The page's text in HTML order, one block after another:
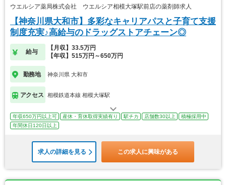
ウエルシア薬局株式会社 ウエルシア相模大塚駅前店の薬剤師求人
【神奈川県大和市】多彩なキャリアパスと子育て支援
制度充実♪高給与のドラッグストアチェーン◎
給与
【月収】33.5万円
【年収】515万円～650万円
勤務地 神奈川県 大和市
アクセス 相模鉄道本線 相模大塚駅
年収650万円以上可 産休・育休取得実績有り 駅チカ 店舗数30以上
積極採用中
年間休日120日以上
求人の詳細を見る この求人に興味がある